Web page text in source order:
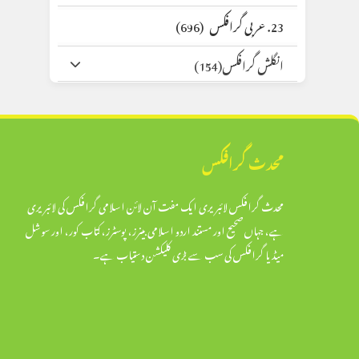
23. عربی گرافکس
(696)
انگلش گرافکس(154)
محدث گرافکس
محدث گرافکس لائبریری ایک مفت آن لائن اسلامی گرافکس کی لائبریری
ہے، جہاں صحیح اور مستند اردو اسلامی بینرز، پوسٹرز، کتاب کور، اور سوشل
میڈیا گرافکس کی سب سے بڑی کلیکشن دستیاب ہے۔